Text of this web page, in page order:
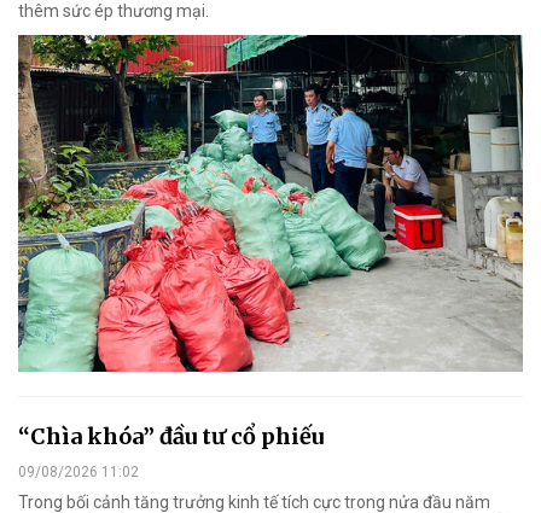
thêm sức ép thương mại.
“Chìa khóa” đầu tư cổ phiếu
09/08/2026 11:02
Trong bối cảnh tăng trưởng kinh tế tích cực trong nửa đầu năm